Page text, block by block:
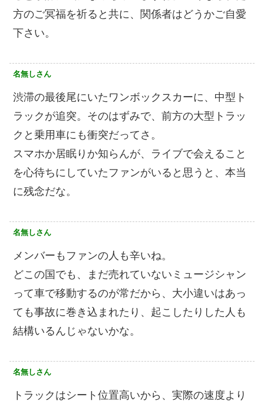
方のご冥福を祈ると共に、関係者はどうかご自愛
下さい。
名無しさん
渋滞の最後尾にいたワンボックスカーに、中型ト
ラックが追突。そのはずみで、前方の大型トラッ
クと乗用車にも衝突だってさ。
スマホか居眠りか知らんが、ライブで会えること
を心待ちにしていたファンがいると思うと、本当
に残念だな。
名無しさん
メンバーもファンの人も辛いね。
どこの国でも、まだ売れていないミュージシャン
って車で移動するのが常だから、大小違いはあっ
ても事故に巻き込まれたり、起こしたりした人も
結構いるんじゃないかな。
名無しさん
トラックはシート位置高いから、実際の速度より